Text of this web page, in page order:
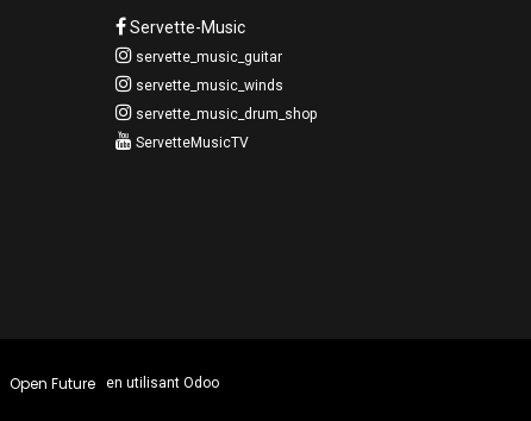
Servette-Music
servette_music_guitar
servette_music_winds
servette_music_drum_shop
ServetteMusicTV
Open Future en utilisant Odoo